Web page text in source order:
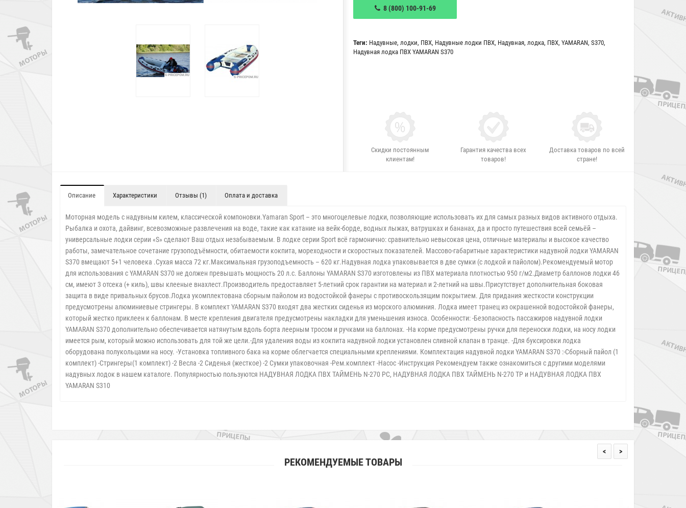
8 (800) 100-91-69
Теги: Надувные, лодки, ПВХ, Надувные лодки ПВХ, Надувная, лодка, ПВХ, YAMARAN, S370,
Надувная лодка ПВХ YAMARAN S370
Скидки постоянным
клиентам!
Гарантия качества всех
товаров!
Доставка товаров по всей
стране!
Описание Характеристики Отзывы (1) Оплата и доставка
Моторная модель с надувным килем, классической компоновки.Yamaran Sport – это многоцелевые лодки, позволяющие использовать их для самых разных видов активного отдыха.
Рыбалка и охота, дайвинг, всевозможные развлечения на воде, такие как катание на вейк-борде, водных лыжах, ватрушках и бананах, да и просто путешествия всей семьёй –
универсальные лодки серии «S» сделают Ваш отдых незабываемым. В лодке серии Sport всё гармонично: сравнительно невысокая цена, отличные материалы и высокое качество
работы, замечательное сочетание грузоподъёмности, обитаемости кокпита, мореходности и скоростных показателей. Массово-габаритные характеристики надувной лодки YAMARAN
S370 вмещают 5+1 человека .Сухая масса 72 кг.Максимальная грузоподъемность – 620 кг.Надувная лодка упаковывается в две сумки (с лодкой и пайолом).Рекомендуемый мотор
для использования с YAMARAN S370 не должен превышать мощность 20 л.с. Баллоны YAMARAN S370 изготовлены из ПВХ материала плотностью 950 г/м2.Диаметр баллонов лодки 46
см, имеют 3 отсека (+ киль), швы клееные внахлест.Производитель предоставляет 5-летний срок гарантии на материал и 2-летний на швы.Присутствует дополнительная боковая
защита в виде привальных брусов.Лодка укомплектована сборным пайолом из водостойкой фанеры с противоскользящим покрытием. Для придания жесткости конструкции
предусмотрены алюминиевые стрингеры. В комплект YAMARAN S370 входят два жестких сиденья из морского алюминия. Лодка имеет транец из окрашенной водостойкой фанеры,
который жестко приклеен к баллонам. В месте крепления двигателя предусмотрены накладки для уменьшения износа. Особенности: -Безопасность пассажиров надувной лодки
YAMARAN S370 дополнительно обеспечивается натянутым вдоль борта леерным тросом и ручками на баллонах. -На корме предусмотрены ручки для переноски лодки, на носу лодки
имеется рым, который можно использовать для той же цели.-Для удаления воды из кокпита надувной лодки установлен сливной клапан в транце. -Для буксировки лодка
оборудована полукольцами на носу. -Установка топливного бака на корме облегчается специальными креплениями. Комплектация надувной лодки YAMARAN S370 :-Сборный пайол (1
комплект) -Стрингеры(1 комплект) -2 Весла -2 Сиденья (жесткое) -2 Сумки упаковочная -Рем.комплект -Насос -Инструкция Рекомендуем также ознакомиться с другими моделями
надувных лодок в нашем каталоге. Популярностью пользуются НАДУВНАЯ ЛОДКА ПВХ ТАЙМЕНЬ N-270 РС, НАДУВНАЯ ЛОДКА ПВХ ТАЙМЕНЬ N-270 ТР и НАДУВНАЯ ЛОДКА ПВХ
YAMARAN S310
РЕКОМЕНДУЕМЫЕ ТОВАРЫ
< >